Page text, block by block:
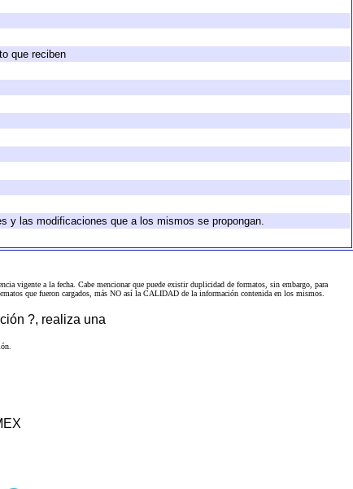
que reciben
y las modificaciones que a los mismos se propongan.
vigente a la fecha. Cabe mencionar que puede existir duplicidad de formatos, sin embargo, para
que fueron cargados, más NO así la CALIDAD de la información contenida en los mismos.
?, realiza una